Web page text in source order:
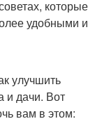
которые
удобными и
улучшить
и дачи. Вот
вам в этом: